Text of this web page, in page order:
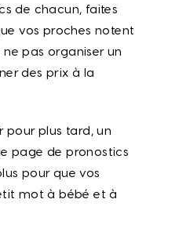
de chacun, faites
vos proches notent
pas organiser un
des prix à la
pour plus tard, un
page de pronostics
pour que vos
mot à bébé et à